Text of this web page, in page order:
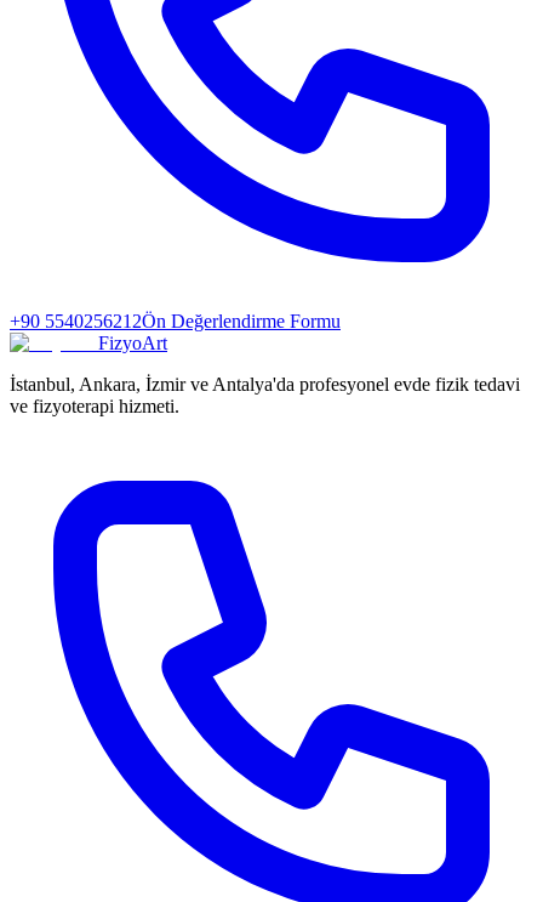
+90 5540256212Ön Değerlendirme Formu
FizyoArt
İstanbul, Ankara, İzmir ve Antalya'da profesyonel evde fizik tedavi
ve fizyoterapi hizmeti.